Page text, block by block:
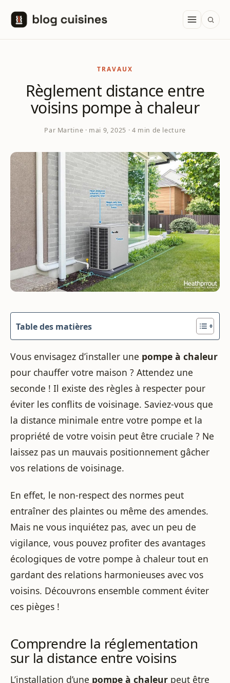
TRAVAUX
Règlement distance entre
voisins pompe à chaleur
Par Martine · mai 9, 2025 · 4 min de lecture
Table des matières
Vous envisagez d’installer une pompe à chaleur
pour chauffer votre maison ? Attendez une
seconde ! Il existe des règles à respecter pour
éviter les conflits de voisinage. Saviez-vous que
la distance minimale entre votre pompe et la
propriété de votre voisin peut être cruciale ? Ne
laissez pas un mauvais positionnement gâcher
vos relations de voisinage.
En effet, le non-respect des normes peut
entraîner des plaintes ou même des amendes.
Mais ne vous inquiétez pas, avec un peu de
vigilance, vous pouvez profiter des avantages
écologiques de votre pompe à chaleur tout en
gardant des relations harmonieuses avec vos
voisins. Découvrons ensemble comment éviter
ces pièges !
Comprendre la réglementation
sur la distance entre voisins
L’installation d’une pompe à chaleur peut être